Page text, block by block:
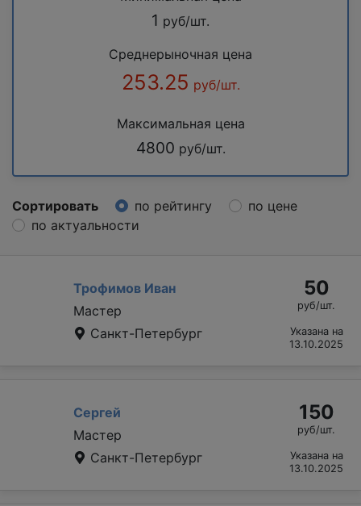
1 руб/шт.
Среднерыночная цена
253.25 руб/шт.
Максимальная цена
4800 руб/шт.
Сортировать по рейтингу
по цене
по актуальности
Трофимов Иван
Мастер
Санкт-Петербург
50
руб/шт.
Указана на
13.10.2025
Сергей
Мастер
Санкт-Петербург
150
руб/шт.
Указана на
13.10.2025